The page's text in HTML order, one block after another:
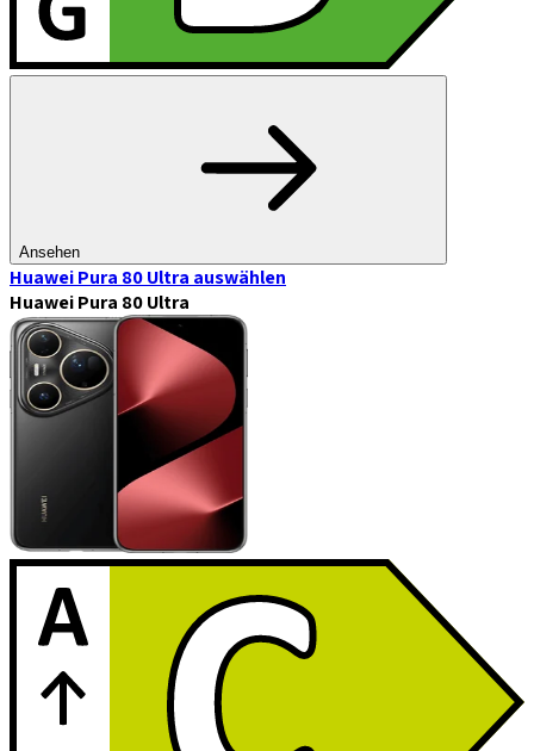
Ansehen
Huawei Pura 80 Ultra auswählen
Huawei Pura 80 Ultra